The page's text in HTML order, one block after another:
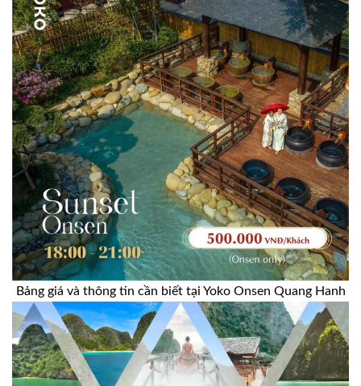
Bảng giá và thông tin cần biết tại Yoko Onsen Quang Hanh